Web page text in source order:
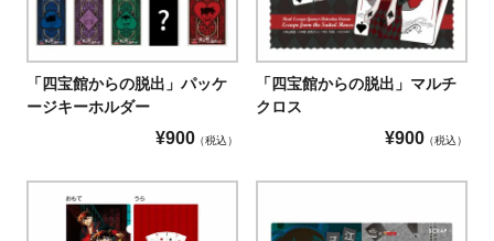
「四宝館からの脱出」パッケ
ージキーホルダー
¥900 税込
「四宝館からの脱出」マルチ
クロス
¥900 税込